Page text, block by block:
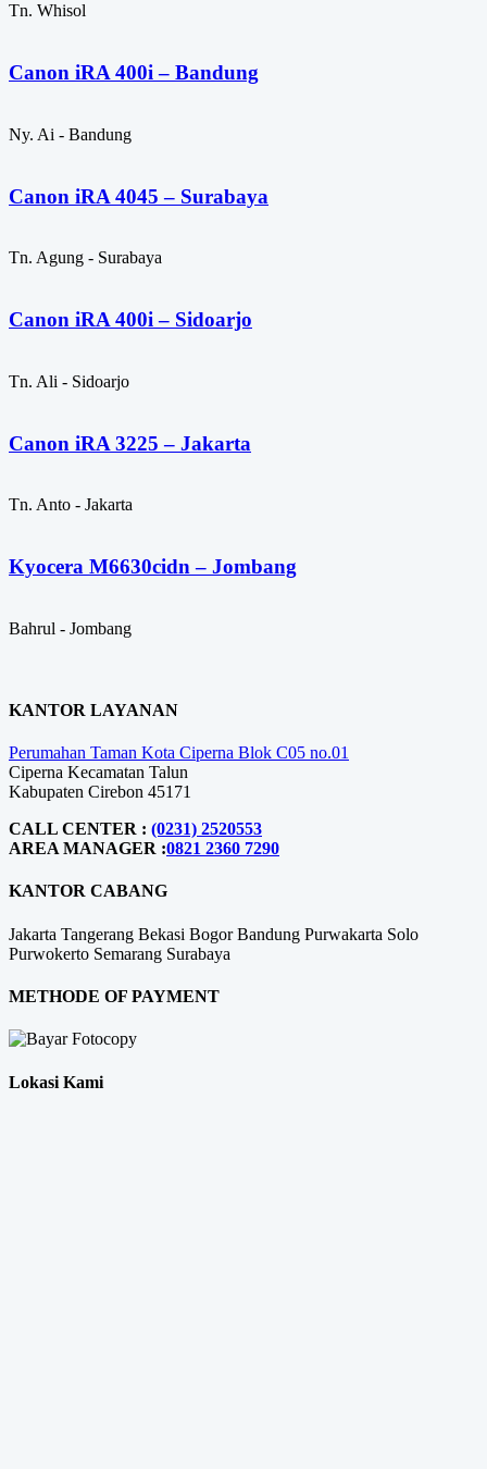
Tn. Whisol
Canon iRA 400i – Bandung
Ny. Ai - Bandung
Canon iRA 4045 – Surabaya
Tn. Agung - Surabaya
Canon iRA 400i – Sidoarjo
Tn. Ali - Sidoarjo
Canon iRA 3225 – Jakarta
Tn. Anto - Jakarta
Kyocera M6630cidn – Jombang
Bahrul - Jombang
KANTOR LAYANAN
Perumahan Taman Kota Ciperna Blok C05 no.01
Ciperna Kecamatan Talun
Kabupaten Cirebon 45171
CALL CENTER : (0231) 2520553
AREA MANAGER :0821 2360 7290
KANTOR CABANG
Jakarta Tangerang Bekasi BogorBandung Purwakarta Solo
Purwokerto Semarang Surabaya
METHODE OF PAYMENT
Lokasi Kami